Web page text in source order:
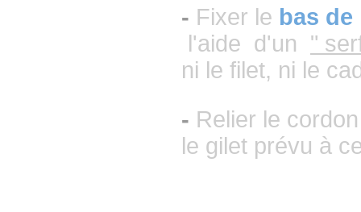
- Fixer le bas de
l'aide d'un "
ni le filet, ni le
- Relier le
le gilet prévu à